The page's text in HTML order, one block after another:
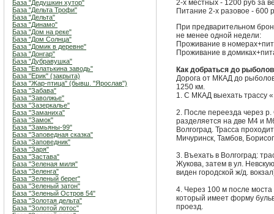
База "Дедушкин хутор"
База "Дельта Трофи"
База "Дельта"
База "Динамо"
База "Дом на реке"
База "Дом Солнца"
База "Домик в деревне"
База "Донгар"
База "Дубравушка"
База "Евлатькина заводь"
База "Ерик" (закрыта)
База "Жар-птица" (бывш. "Ярослав")
База "Забава"
База "Заволжье"
База "Зазеркалье"
База "Заманиха"
База "Замок"
База "Замьяны-99"
База "Заповедная сказка"
База "Заповедник"
База "Заря"
База "Застава"
База "Зеленая миля"
База "Зеленга"
База "Зеленый берег"
База "Зеленый затон"
База "Зеленый Остров 54"
База "Золотая дельта"
База "Золотой лотос"
2-х местных - 1200 руб за
Питание 2-х разовое - 600
При предварительном
не менее одной недели:
Проживание в
Проживание в
Как добраться до
Дорога от МКАД до
1250 км.
1. С МКАД выехать трассу
2. После переезда через
разделяется на две М4 и
Волгоград. Трасса
Мичуринск, Тамбов,
3. Въехать в Волгоград:
Жукова, затем в ул.
виден городской ж/д.
4. Через 100 м после
который имеет форму
проезд.